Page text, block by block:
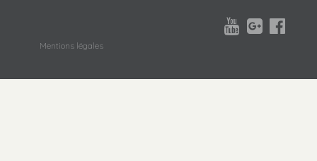



Mentions légales